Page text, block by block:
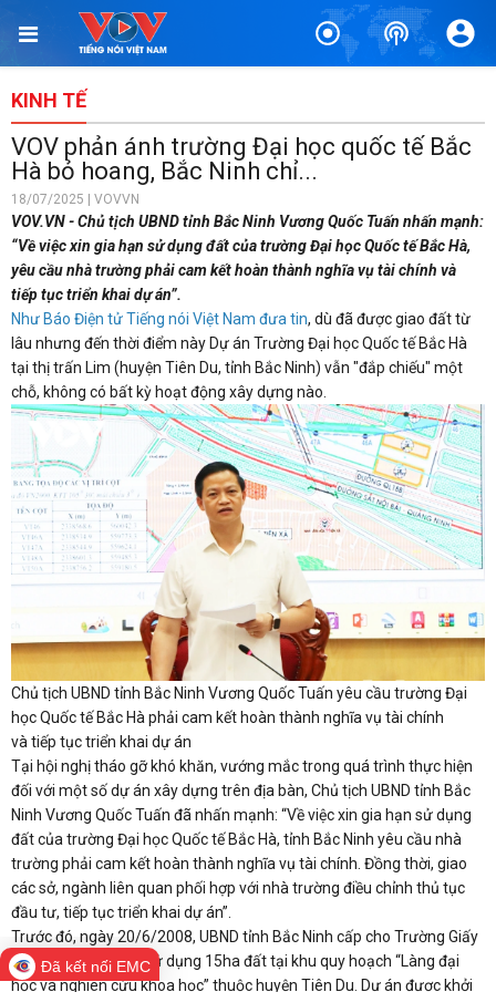
KINH TẾ
VOV phản ánh trường Đại học quốc tế Bắc
Hà bỏ hoang, Bắc Ninh chỉ...
18/07/2025 | VOVVN
VOV.VN - Chủ tịch UBND tỉnh Bắc Ninh Vương Quốc Tuấn nhấn mạnh:
“Về việc xin gia hạn sử dụng đất của trường Đại học Quốc tế Bắc Hà,
yêu cầu nhà trường phải cam kết hoàn thành nghĩa vụ tài chính và
tiếp tục triển khai dự án”.
Như Báo Điện tử Tiếng nói Việt Nam đưa tin, dù đã được giao đất từ
lâu nhưng đến thời điểm này Dự án Trường Đại học Quốc tế Bắc Hà
tại thị trấn Lim (huyện Tiên Du, tỉnh Bắc Ninh) vẫn "đắp chiếu" một
chỗ, không có bất kỳ hoạt động xây dựng nào.
Chủ tịch UBND tỉnh Bắc Ninh Vương Quốc Tuấn yêu cầu trường Đại
học Quốc tế Bắc Hà phải cam kết hoàn thành nghĩa vụ tài chính
và tiếp tục triển khai dự án
Tại hội nghị tháo gỡ khó khăn, vướng mắc trong quá trình thực hiện
đối với một số dự án xây dựng trên địa bàn, Chủ tịch UBND tỉnh Bắc
Ninh Vương Quốc Tuấn đã nhấn mạnh: “Về việc xin gia hạn sử dụng
đất của trường Đại học Quốc tế Bắc Hà, tỉnh Bắc Ninh yêu cầu nhà
trường phải cam kết hoàn thành nghĩa vụ tài chính. Đồng thời, giao
các sở, ngành liên quan phối hợp với nhà trường điều chỉnh thủ tục
đầu tư, tiếp tục triển khai dự án”.
Trước đó, ngày 20/6/2008, UBND tỉnh Bắc Ninh cấp cho Trường Giấy
Chứng nhận quyền sử dụng 15ha đất tại khu quy hoạch “Làng đại
học và nghiên cứu khoa học” thuộc huyện Tiên Du. Dự án được khởi
Đã kết nối EMC